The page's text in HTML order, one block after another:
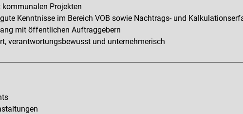
Projekten
Kenntnisse im Bereich VOB sowie Nachtrags- und
mit öffentlichen Auftraggebern
verantwortungsbewusst und unternehmerisch